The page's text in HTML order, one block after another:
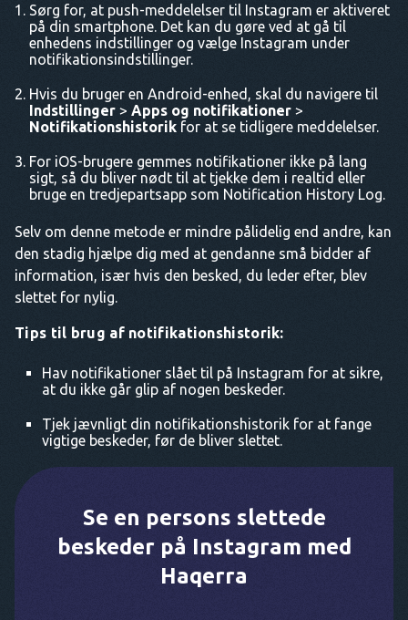
Sørg for, at push-meddelelser til Instagram er aktiveret
på din smartphone. Det kan du gøre ved at gå til
enhedens indstillinger og vælge Instagram under
notifikationsindstillinger.
Hvis du bruger en Android-enhed, skal du navigere til
Indstillinger > Apps og notifikationer >
Notifikationshistorik for at se tidligere meddelelser.
For iOS-brugere gemmes notifikationer ikke på lang
sigt, så du bliver nødt til at tjekke dem i realtid eller
bruge en tredjepartsapp som Notification History Log.
Selv om denne metode er mindre pålidelig end andre, kan
den stadig hjælpe dig med at gendanne små bidder af
information, især hvis den besked, du leder efter, blev
slettet for nylig.
Tips til brug af notifikationshistorik:
Hav notifikationer slået til på Instagram for at sikre,
at du ikke går glip af nogen beskeder.
Tjek jævnligt din notifikationshistorik for at fange
vigtige beskeder, før de bliver slettet.
Se en persons slettede
beskeder på Instagram med
Haqerra